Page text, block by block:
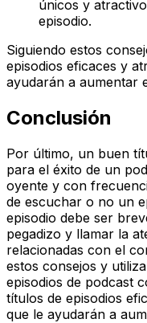
únicos y
episodio.
Siguiendo estos
episodios eficaces y
ayudarán a aumentar
Conclusión
Por último, un buen
para el éxito de un
oyente y con
de escuchar o no un
episodio debe ser
pegadizo y llamar la
relacionadas con el
estos consejos y
episodios de podcast
títulos de episodios
que le ayudarán a